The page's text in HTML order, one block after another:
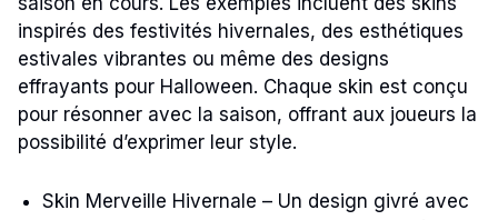
inspirés des festivités hivernales, des esthétiques
estivales vibrantes ou même des designs
effrayants pour Halloween. Chaque skin est conçu
pour résonner avec la saison, offrant aux joueurs la
possibilité d’exprimer leur style.
Skin Merveille Hivernale – Un design givré avec